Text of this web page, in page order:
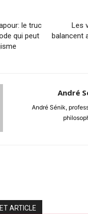
le truc
qui peut
Les
balancent
André
André Sénik,
ARTICLE